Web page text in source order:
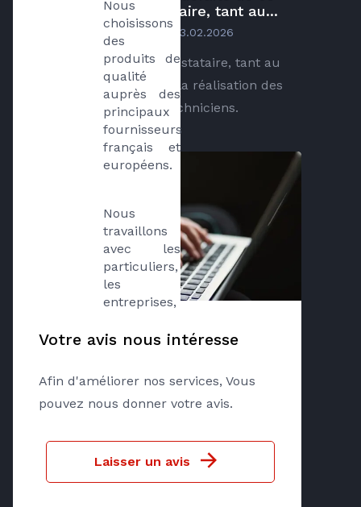
Nous
choisissons
des
produits de
qualité
auprès des
principaux
fournisseurs
français et
européens.
Nous
travaillons
avec les
particuliers,
les
entreprises,
commerçants
administrations
dans l'Oise
et le Nord
Nos services
prestataire, tant au...
03.02.2026
Très satisfaits de ce prestataire, tant au
niveau du contact que la réalisation des
travaux, par de vrais techniciens.
Votre avis nous intéresse
Afin d'améliorer nos services, Vous
pouvez nous donner votre avis.
Laisser un avis